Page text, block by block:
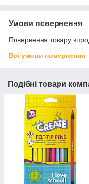
Умови повернення
Повернення товару
Всі умови повернення
Подібні товари